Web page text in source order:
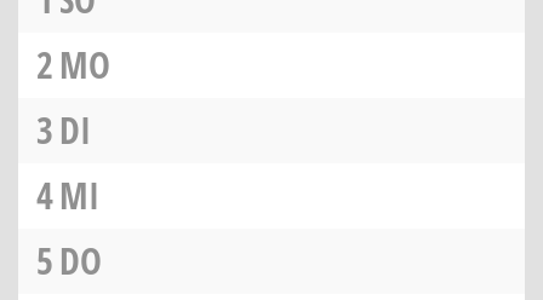
2MO
3DI
4MI
5DO